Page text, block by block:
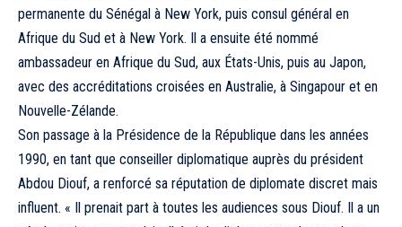
permanente du Sénégal à New York, puis consul général en
Afrique du Sud et à New York. Il a ensuite été nommé
ambassadeur en Afrique du Sud, aux États-Unis, puis au Japon,
avec des accréditations croisées en Australie, à Singapour et en
Nouvelle-Zélande.
Son passage à la Présidence de la République dans les années
1990, en tant que conseiller diplomatique auprès du président
Abdou Diouf, a renforcé sa réputation de diplomate discret mais
influent. « Il prenait part à toutes les audiences sous Diouf. Il a un